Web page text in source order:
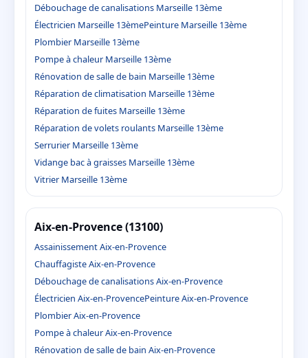
Débouchage de canalisations Marseille 13ème
Électricien Marseille 13èmePeinture Marseille 13ème
Plombier Marseille 13ème
Pompe à chaleur Marseille 13ème
Rénovation de salle de bain Marseille 13ème
Réparation de climatisation Marseille 13ème
Réparation de fuites Marseille 13ème
Réparation de volets roulants Marseille 13ème
Serrurier Marseille 13ème
Vidange bac à graisses Marseille 13ème
Vitrier Marseille 13ème
Aix-en-Provence (13100)
Assainissement Aix-en-Provence
Chauffagiste Aix-en-Provence
Débouchage de canalisations Aix-en-Provence
Électricien Aix-en-ProvencePeinture Aix-en-Provence
Plombier Aix-en-Provence
Pompe à chaleur Aix-en-Provence
Rénovation de salle de bain Aix-en-Provence